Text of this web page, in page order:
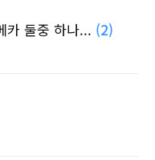
카 둘중 하나... (2)